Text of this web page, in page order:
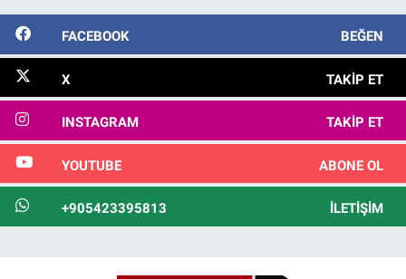
FACEBOOK BEĞEN
X TAKIP ET
INSTAGRAM TAKIP ET
YOUTUBE ABONE OL
+905423395813 İLETIŞIM